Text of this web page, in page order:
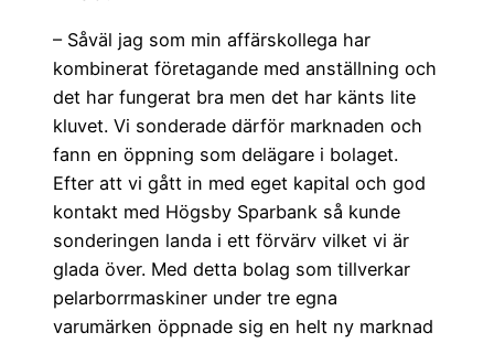
– Såväl jag som min affärskollega har
kombinerat företagande med anställning och
det har fungerat bra men det har känts lite
kluvet. Vi sonderade därför marknaden och
fann en öppning som delägare i bolaget.
Efter att vi gått in med eget kapital och god
kontakt med Högsby Sparbank så kunde
sonderingen landa i ett förvärv vilket vi är
glada över. Med detta bolag som tillverkar
pelarborrmaskiner under tre egna
varumärken öppnade sig en helt ny marknad